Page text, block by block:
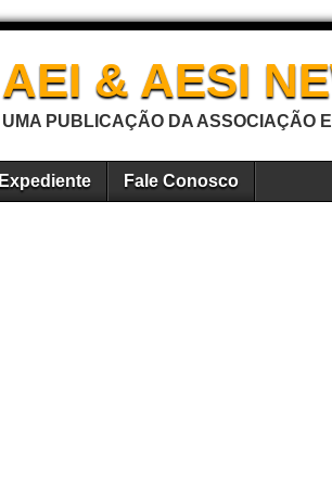
AEI & AESI
UMA PUBLICAÇÃO DA ASSOCIAÇÃO
Expediente Fale Conosco